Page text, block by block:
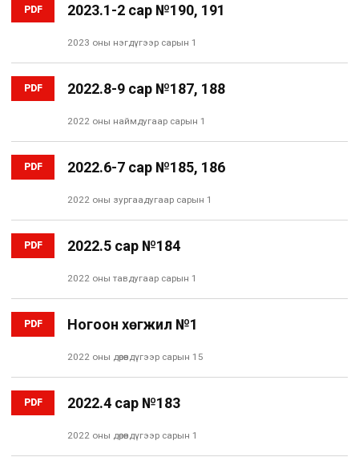
PDF 2023.1-2 сар №190, 191
2023 оны нэгдүгээр сарын 1
PDF 2022.8-9 сар №187, 188
2022 оны наймдугаар сарын 1
PDF 2022.6-7 сар №185, 186
2022 оны зургаадугаар сарын 1
PDF 2022.5 сар №184
2022 оны тавдугаар сарын 1
PDF Ногоон хөгжил №1
2022 оны дөрөвдүгээр сарын 15
PDF 2022.4 сар №183
2022 оны дөрөвдүгээр сарын 1